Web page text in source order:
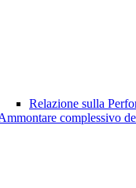
Relazione sulla
complessivo